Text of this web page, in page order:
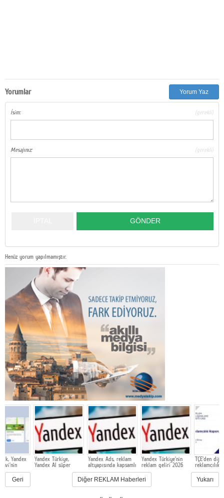
Yorumlar Yorum Yaz
İsim: (gerekli)
Mesajınız: (gerekli)
Henüz yorum yapılmamıştır.
Yandex Türkiye,
Yandex AI süper
uygulamasında
işletmeler için
reklam araçlarını test
ediyor
Yandex Ads, reklam
altyapısında kapsamlı
bir güncelleme
gerçekleştirdi
Yandex Türkiye'nin
reklam geliri 2026
yılının ilk çeyreğinde
2,4 kat arttı
TÇE'den dijital
reklamcılık raporu:
Türkiye'de dijitalin
ağırlığı yüzde 72'yi
Geri Diğer REKLAM Haberleri Yukarı